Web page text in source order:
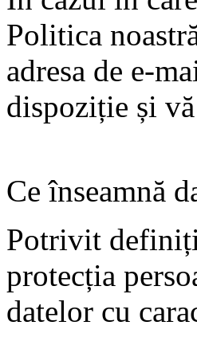
Politica
adresa de e-
dispoziție și
Ce înseamnă
Potrivit
protecția
datelor cu